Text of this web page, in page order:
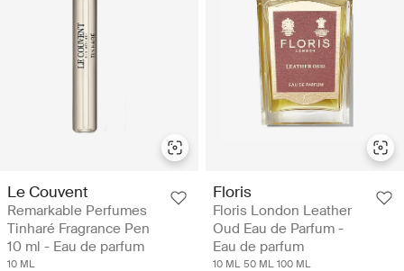
Le Couvent
Remarkable Perfumes
Tinharé Fragrance Pen
10 ml - Eau de parfum
10 ML
Floris
Floris London Leather
Oud Eau de Parfum -
Eau de parfum
10 ML 50 ML 100 ML